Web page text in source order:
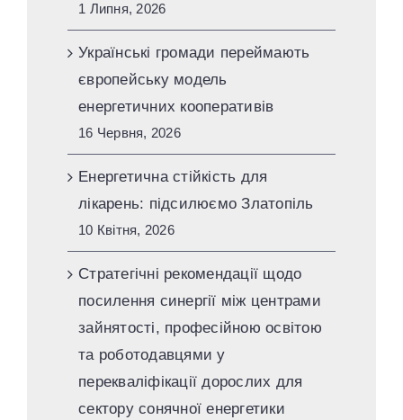
1 Липня, 2026
Українські громади переймають
європейську модель
енергетичних кооперативів
16 Червня, 2026
Енергетична стійкість для
лікарень: підсилюємо Златопіль
10 Квітня, 2026
Стратегічні рекомендації щодо
посилення синергії між центрами
зайнятості, професійною освітою
та роботодавцями у
перекваліфікації дорослих для
сектору сонячної енергетики